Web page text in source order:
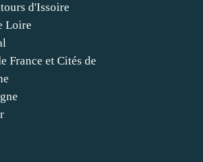
d'Issoire
Loire
France et Cités de